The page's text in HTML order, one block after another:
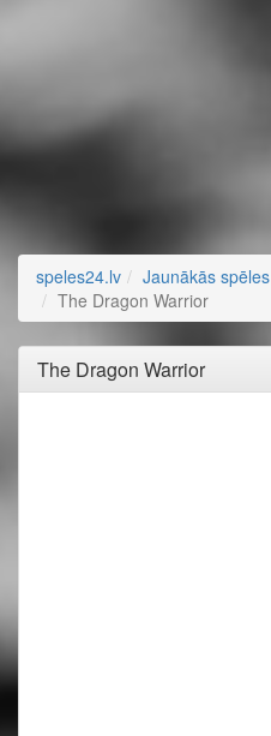
speles24.lv Jaunākās spēles
The Dragon Warrior
The Dragon Warrior